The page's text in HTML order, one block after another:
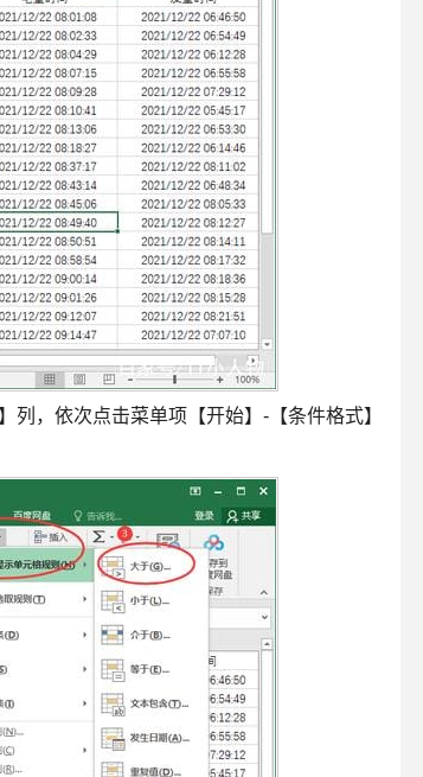
，依次点击菜单项【开始】-【条件格式】